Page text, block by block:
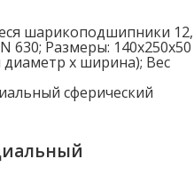
шарикоподшипники 12,
630; Размеры: 140x250x50
x ширина); Вес
сферический